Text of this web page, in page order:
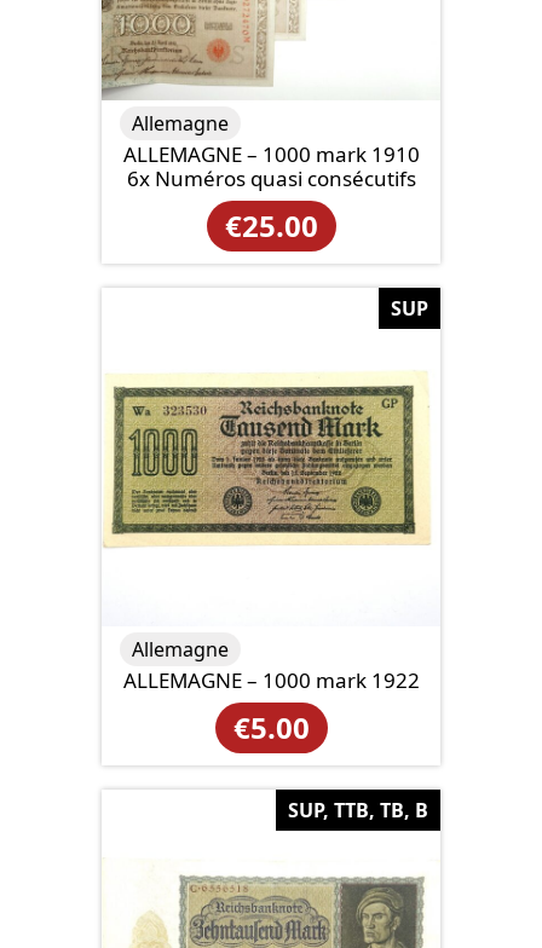
ALLEMAGNE – 1000 mark 1910
6x Numéros quasi consécutifs
€25.00
Allemagne
SUP
ALLEMAGNE – 1000 mark 1922
€5.00
Allemagne
SUP, TTB, TB, B